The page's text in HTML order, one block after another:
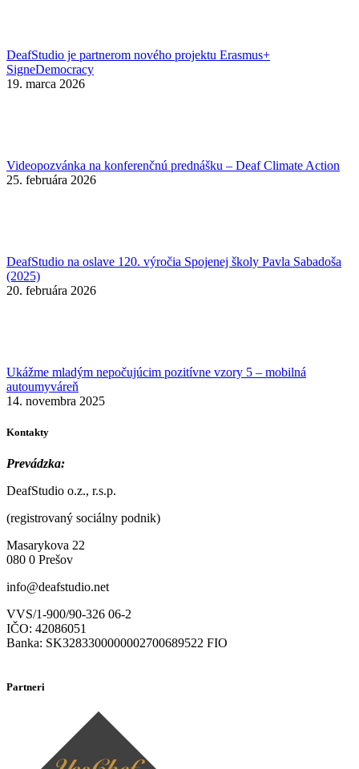
DeafStudio je partnerom nového projektu Erasmus+
SigneDemocracy
19. marca 2026
Videopozvánka na konferenčnú prednášku – Deaf Climate Action
25. februára 2026
DeafStudio na oslave 120. výročia Spojenej školy Pavla Sabadoša
(2025)
20. februára 2026
Ukážme mladým nepočujúcim pozitívne vzory 5 – mobilná
autoumyváreň
14. novembra 2025
Kontakty
Prevádzka:
DeafStudio o.z., r.s.p.
(registrovaný sociálny podnik)
Masarykova 22
080 0 Prešov
info@deafstudio.net
VVS/1-900/90-326 06-2
IČO: 42086051
Banka: SK3283300000002700689522 FIO
Partneri